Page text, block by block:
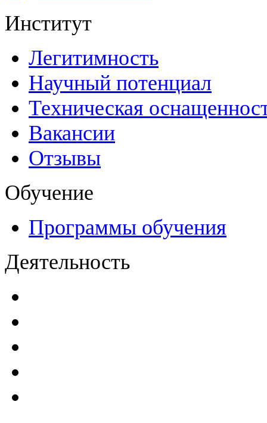
Институт
Легитимность
Научный потенциал
Техническая
Вакансии
Отзывы
Обучение
Программы обучения
Деятельность